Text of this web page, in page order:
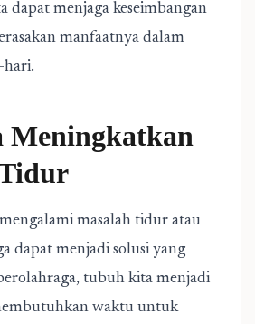
dapat menjaga keseimbangan
manfaatnya dalam
hari.
Meningkatkan
masalah tidur atau
dapat menjadi solusi yang
tubuh kita menjadi
waktu untuk